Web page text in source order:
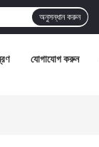
অনুসন্ধান করুন
যোগাযোগ করুন